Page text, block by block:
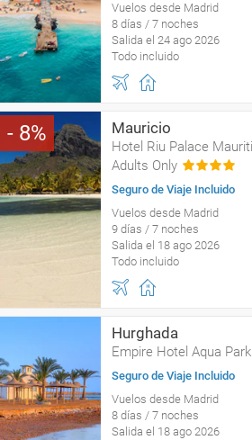
Vuelos desde Madrid
8 días / 7 noches
Salida el 24 ago 2026
Todo incluido
8 Mauricio
Hotel Riu Palace
Adults Only
Seguro de Viaje Incluido
Vuelos desde Madrid
9 días / 7 noches
Salida el 18 ago 2026
Todo incluido
Hurghada
Empire Hotel Aqua Park
Seguro de Viaje Incluido
Vuelos desde Madrid
8 días / 7 noches
Salida el 18 ago 2026